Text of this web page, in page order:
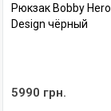
Рюкзак Bobby Hero
Design чёрный
5990 грн.